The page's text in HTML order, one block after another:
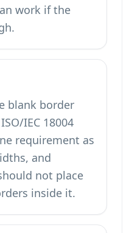
work if the
blank border
IEC 18004
requirement as
and
not place
inside it.